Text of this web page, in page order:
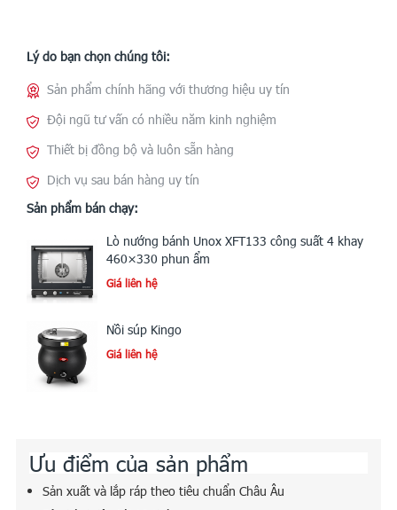
Lý do bạn chọn chúng tôi:
Sản phẩm chính hãng với thương hiệu uy tín
Đội ngũ tư vấn có nhiều năm kinh nghiệm
Thiết bị đồng bộ và luôn sẵn hàng
Dịch vụ sau bán hàng uy tín
Sản phẩm bán chạy:
Lò nướng bánh Unox XFT133 công suất 4 khay
460×330 phun ẩm
Giá liên hệ
Nồi súp Kingo
Giá liên hệ
Ưu điểm của sản phẩm
Sản xuất và lắp ráp theo tiêu chuẩn Châu Âu